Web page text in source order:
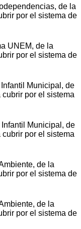
de la
por el sistema de
UNEM, de la
por el sistema de
Municipal, de
por el sistema
Municipal, de
por el sistema
de la
por el sistema de
de la
por el sistema de